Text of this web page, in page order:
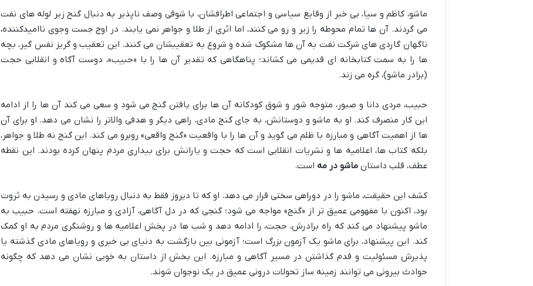
ماشو، کاظم و سیا، بی خبر از وقایع سیاسی و اجتماعی اطرافشان، با شوقی وصف ناپذیر به دنبال گنج زیر لوله های نفت
می گردند. آن ها تمام محوطه را زیر و رو می کنند، اما اثری از طلا و جواهر نمی یابند. در اوج جست وجوی ناامیدکننده،
ناگهان گاردی های شرکت نفت به آن ها مشکوک شده و شروع به تعقیبشان می کنند. این تعقیب و گریز نفس گیر، بچه
ها را به سمت کتابخانه ای قدیمی می کشاند؛ پناهگاهی که تقدیر آن ها را با «حبیب»، دوست آگاه و انقلابی حجت
(برادر ماشو)، گره می زند.
حبیب، مردی دانا و صبور، متوجه شور و شوق کودکانه آن ها برای یافتن گنج می شود و سعی می کند آن ها را از ادامه
این کار منصرف کند. او به ماشو و دوستانش، به جای گنج مادی، راهی دیگر و هدفی والاتر را نشان می دهد. او برای آن
ها از اهمیت آگاهی و مبارزه با ظلم می گوید و آن ها را با واقعیت «گنج واقعی» روبرو می کند. این گنج نه طلا و جواهر،
بلکه کتاب ها، اعلامیه ها و نشریات انقلابی است که حجت و یارانش برای بیداری مردم پنهان کرده بودند. این نقطه
عطف، قلب داستانماشو در مه است.
کشف این حقیقت، ماشو را در دوراهی سختی قرار می دهد. او که تا دیروز فقط به دنبال رویاهای مادی و رسیدن به ثروت
بود، اکنون با مفهومی عمیق تر از «گنج» مواجه می شود؛ گنجی که در دل آگاهی، آزادی و مبارزه نهفته است. حبیب به
ماشو پیشنهاد می کند که راه برادرش، حجت، را ادامه دهد و شب ها در پخش اعلامیه ها و روشنگری مردم به او کمک
کند. این پیشنهاد، برای ماشو یک آزمون بزرگ است؛ آزمونی بین بازگشت به دنیای بی خبری و رویاهای مادی گذشته یا
پذیرش مسئولیت و قدم گذاشتن در مسیر آگاهی و مبارزه. این بخش از داستان به خوبی نشان می دهد که چگونه
حوادث بیرونی می توانند زمینه ساز تحولات درونی عمیق در یک نوجوان شوند.